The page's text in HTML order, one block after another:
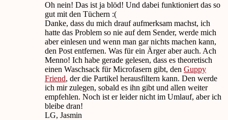
Oh nein! Das ist ja blöd! Und dabei funktioniert das so
gut mit den Tüchern :(
Danke, dass du mich drauf aufmerksam machst, ich
hatte das Problem so nie auf dem Sender, werde mich
aber einlesen und wenn man gar nichts machen kann,
den Post entfernen. Was für ein Ärger aber auch. Ach
Menno! Ich habe gerade gelesen, dass es theoretisch
einen Waschsack für Microfasern gibt, den Guppy
Friend, der die Partikel herausfiltern kann. Den werde
ich mir zulegen, sobald es ihn gibt und allen weiter
empfehlen. Noch ist er leider nicht im Umlauf, aber ich
bleibe dran!
LG, Jasmin